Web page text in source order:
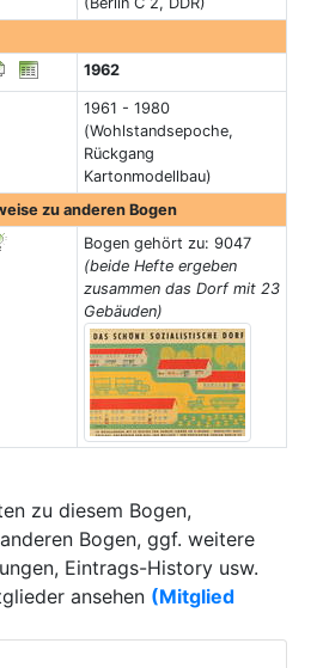
1962
1961 - 1980
(Wohlstandsepoche,
Rückgang
Kartonmodellbau)
zu anderen Bogen
Bogen gehört zu: 9047
(beide Hefte ergeben
zusammen das Dorf mit 23
Gebäuden)
zu diesem Bogen,
Bogen, ggf. weitere
Eintrags-History usw.
ansehen (Mitglied